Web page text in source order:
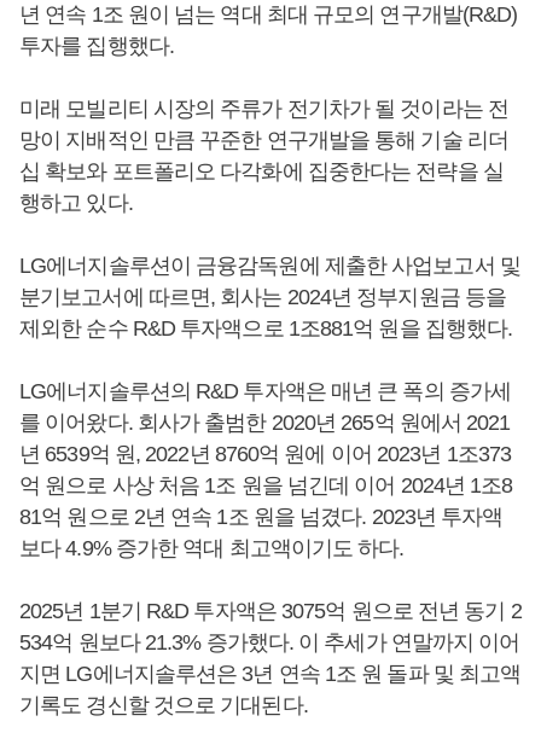
년 연속 1조 원이 넘는 역대 최대 규모의 연구개발(R&D)
투자를 집행했다.
미래 모빌리티 시장의 주류가 전기차가 될 것이라는 전
망이 지배적인 만큼 꾸준한 연구개발을 통해 기술 리더
십 확보와 포트폴리오 다각화에 집중한다는 전략을 실
행하고 있다.
LG에너지솔루션이 금융감독원에 제출한 사업보고서 및
분기보고서에 따르면, 회사는 2024년 정부지원금 등을
제외한 순수 R&D 투자액으로 1조881억 원을 집행했다.
LG에너지솔루션의 R&D 투자액은 매년 큰 폭의 증가세
를 이어왔다. 회사가 출범한 2020년 265억 원에서 2021
년 6539억 원, 2022년 8760억 원에 이어 2023년 1조373
억 원으로 사상 처음 1조 원을 넘긴데 이어 2024년 1조8
81억 원으로 2년 연속 1조 원을 넘겼다. 2023년 투자액
보다 4.9% 증가한 역대 최고액이기도 하다.
2025년 1분기 R&D 투자액은 3075억 원으로 전년 동기 2
534억 원보다 21.3% 증가했다. 이 추세가 연말까지 이어
지면 LG에너지솔루션은 3년 연속 1조 원 돌파 및 최고액
기록도 경신할 것으로 기대된다.